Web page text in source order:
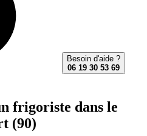
Besoin d'aide ?
06 19 30 53 69
frigoriste dans le
(90)